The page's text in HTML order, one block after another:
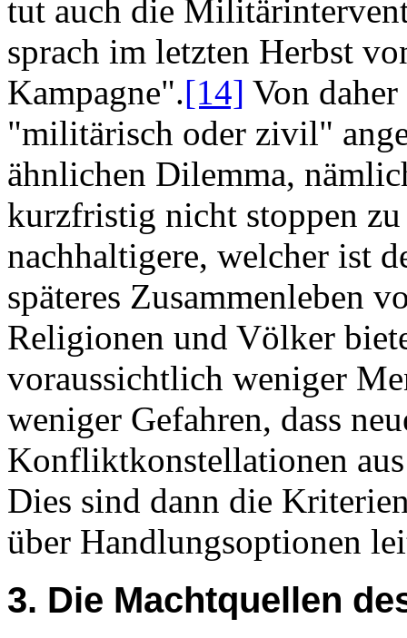
tut auch die
sprach im letzten Herbst
Kampagne".[14] Von
"militärisch oder zivil"
ähnlichen Dilemma,
kurzfristig nicht stoppen
nachhaltigere, welcher ist
späteres Zusammenleben
Religionen und Völker
voraussichtlich weniger
weniger Gefahren, dass
Konfliktkonstellationen
Dies sind dann die
über Handlungsoptionen
3. Die Machtquellen